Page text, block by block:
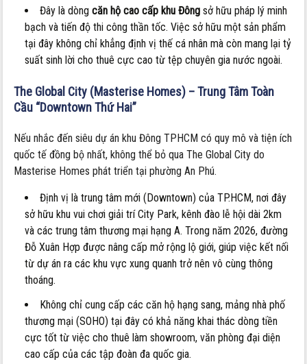
Đây là dòngcăn hộ cao cấp khu Đông sở hữu pháp lý minh
bạch và tiến độ thi công thần tốc. Việc sở hữu một sản phẩm
tại đây không chỉ khẳng định vị thế cá nhân mà còn mang lại tỷ
suất sinh lời cho thuê cực cao từ tệp chuyên gia nước ngoài.
The Global City (Masterise Homes) – Trung Tâm Toàn
Cầu “Downtown Thứ Hai”
Nếu nhắc đến siêu dự án khu Đông TPHCM có quy mô và tiện ích
quốc tế đồng bộ nhất, không thể bỏ qua The Global City do
Masterise Homes phát triển tại phường An Phú.
Định vị là trung tâm mới (Downtown) của TP.HCM, nơi đây
sở hữu khu vui chơi giải trí City Park, kênh đào lễ hội dài 2km
và các trung tâm thương mại hạng A. Trong năm 2026, đường
Đỗ Xuân Hợp được nâng cấp mở rộng lộ giới, giúp việc kết nối
từ dự án ra các khu vực xung quanh trở nên vô cùng thông
thoáng.
Không chỉ cung cấp các căn hộ hạng sang, mảng nhà phố
thương mại (SOHO) tại đây có khả năng khai thác dòng tiền
cực tốt từ việc cho thuê làm showroom, văn phòng đại diện
cao cấp của các tập đoàn đa quốc gia.